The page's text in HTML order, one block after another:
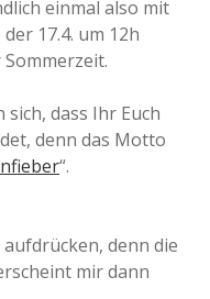
einmal also mit
17.4. um 12h
dass Ihr Euch
denn das Motto
“.
denn die
mir dann